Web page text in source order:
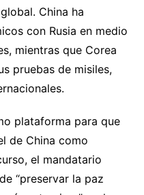
China ha
con Rusia en medio
mientras que Corea
pruebas de misiles,
plataforma para que
de China como
el mandatario
“preservar la paz